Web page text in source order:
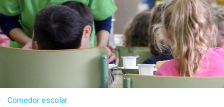
Comedor escolar.